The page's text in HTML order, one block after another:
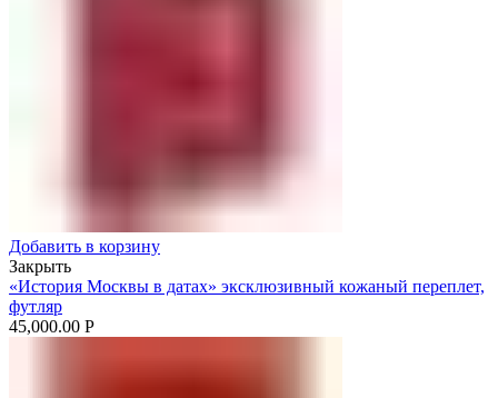
Добавить в корзину
Закрыть
«История Москвы в датах» эксклюзивный кожаный переплет,
футляр
45,000.00 Р